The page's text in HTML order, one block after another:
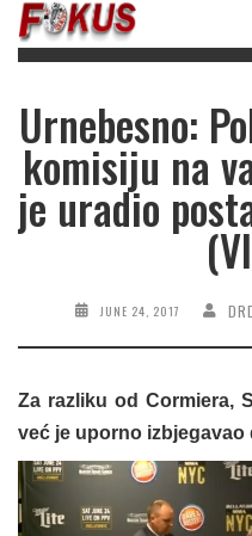
Urnebesno:
komisiju na
je uradio
JUNE 24, 2017
Za razliku od Cormiera,
već je uporno izbjegavao